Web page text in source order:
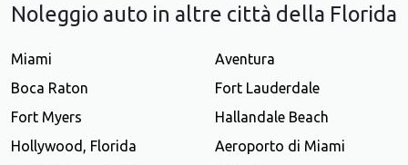
Noleggio auto in altre città della Florida
Miami
Aventura
Boca Raton
Fort Lauderdale
Fort Myers
Hallandale Beach
Hollywood, Florida
Aeroporto di Miami